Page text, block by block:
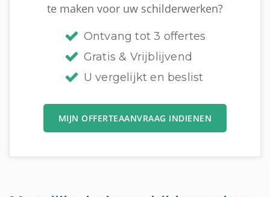
te maken voor uw schilderwerken?
Ontvang tot 3 offertes
Gratis & Vrijblijvend
U vergelijkt en beslist
MIJN OFFERTEAANVRAAG INDIENEN